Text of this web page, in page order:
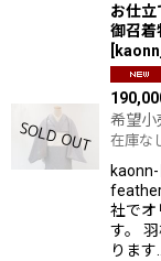
お仕
御召
希望小
在庫な
社でオ
す。
ります